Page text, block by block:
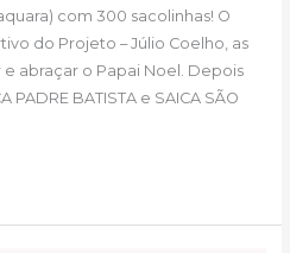
com 300 sacolinhas! O
do Projeto – Júlio Coelho, as
abraçar o Papai Noel. Depois
BATISTA e SAICA SÃO